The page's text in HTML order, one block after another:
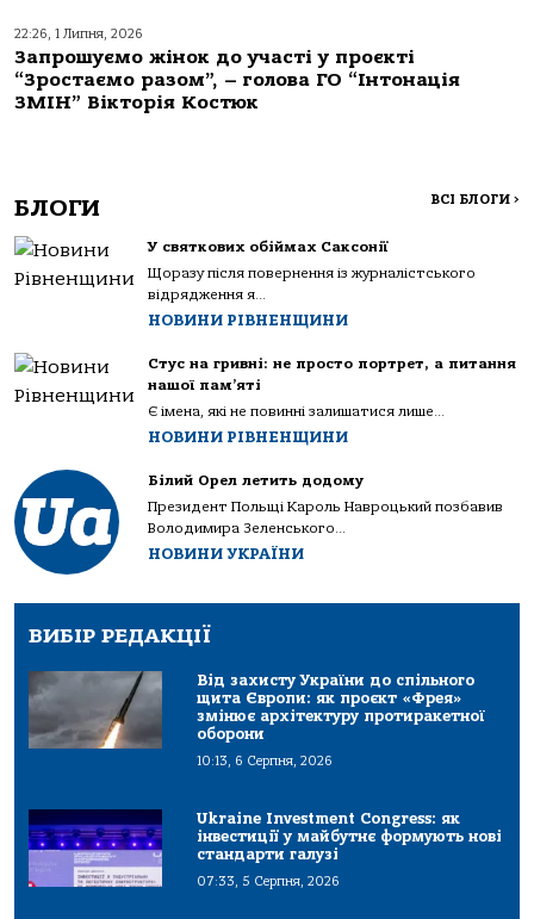
22:26, 1 Липня, 2026
Запрошуємо жінок до участі у проєкті
“Зростаємо разом”, – голова ГО “Інтонація
ЗМІН” Вікторія Костюк
БЛОГИ ВСІ БЛОГИ >
У святкових обіймах Саксонії
Щоразу після повернення із журналістського
відрядження я...
НОВИНИ РІВНЕНЩИНИ
Стус на гривні: не просто портрет, а питання
нашої пам’яті
Є імена, які не повинні залишатися лише...
НОВИНИ РІВНЕНЩИНИ
Білий Орел летить додому
Президент Польщі Кароль Навроцький позбавив
Володимира Зеленського...
НОВИНИ УКРАЇНИ
ВИБІР РЕДАКЦІЇ
Від захисту України до спільного
щита Європи: як проєкт «Фрея»
змінює архітектуру протиракетної
оборони
10:13, 6 Серпня, 2026
Ukraine Investment Congress: як
інвестиції у майбутнє формують нові
стандарти галузі
07:33, 5 Серпня, 2026